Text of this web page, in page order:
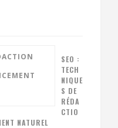
SEO :
TECH
NIQUE
S DE
RÉDA
CTIO
NATUREL